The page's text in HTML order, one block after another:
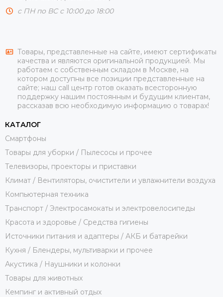
с ПН по ВС с 10:00 до 18:00
Товары, представленные на сайте, имеют сертификаты
качества и являются оригинальной продукцией. Мы
работаем с собственным складом в Москве, на
котором доступны все позиции представленные на
сайте; наш call центр готов оказать всесторонную
поддержку нашим постоянным и будущим клиентам,
рассказав всю необходимую информацию о товарах!
КАТАЛОГ
Смартфоны
Товары для уборки / Пылесосы и прочее
Телевизоры, проекторы и приставки
Климат / Вентиляторы, очистители и увлажнители воздуха
Компьютерная техника
Транспорт / Электросамокаты и электровелосипеды
Красота и здоровье / Средства гигиены
Источники питания и адаптеры / АКБ и батарейки
Кухня / Блендеры, мультиварки и прочее
Акустика / Наушники и колонки
Товары для животных
Кемпинг и активный отдых